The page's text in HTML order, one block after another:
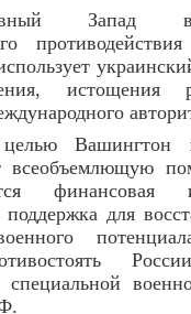
Запад
истощения
Вашингтон
всеобъемлющую
поддержка для
специальной